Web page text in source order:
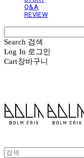
Q&A
REVIEW
Search 검색
Log In 로그인
Cart장바구니